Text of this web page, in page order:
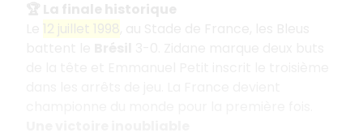
12 juillet 1998